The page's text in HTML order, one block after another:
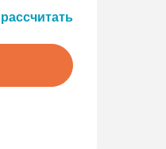
рассчитать